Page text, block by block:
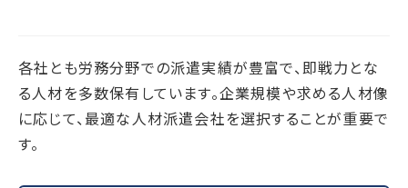
各社とも労務分野での派遣実績が豊富で、即戦力とな
る人材を多数保有しています。企業規模や求める人材像
に応じて、最適な人材派遣会社を選択することが重要で
す。